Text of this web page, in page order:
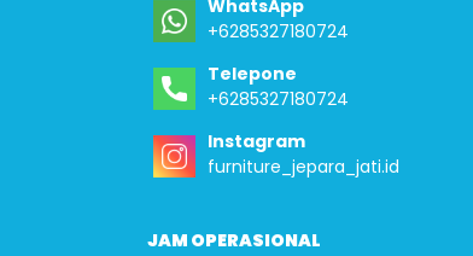
WhatsApp
+6285327180724
Telepone
+6285327180724
Instagram
furniture_jepara_jati.id
JAM OPERASIONAL